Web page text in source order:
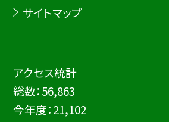
サイトマップ
アクセス統計
総数：56,863
今年度：21,102